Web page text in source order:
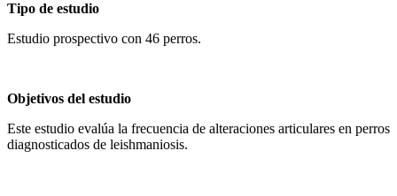
Tipo de estudio
Estudio prospectivo con 46 perros.
Objetivos del estudio
Este estudio evalúa la frecuencia de alteraciones articulares en perros
diagnosticados de leishmaniosis.